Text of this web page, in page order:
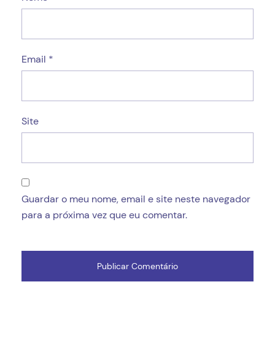
Email *
Site
Guardar o meu nome, email e site neste navegador
para a próxima vez que eu comentar.